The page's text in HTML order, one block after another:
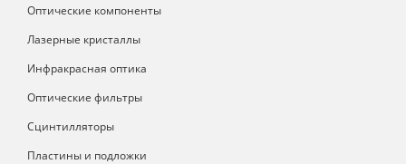
Оптические компоненты
Лазерные кристаллы
Инфракрасная оптика
Оптические фильтры
Сцинтилляторы
Пластины и подложки